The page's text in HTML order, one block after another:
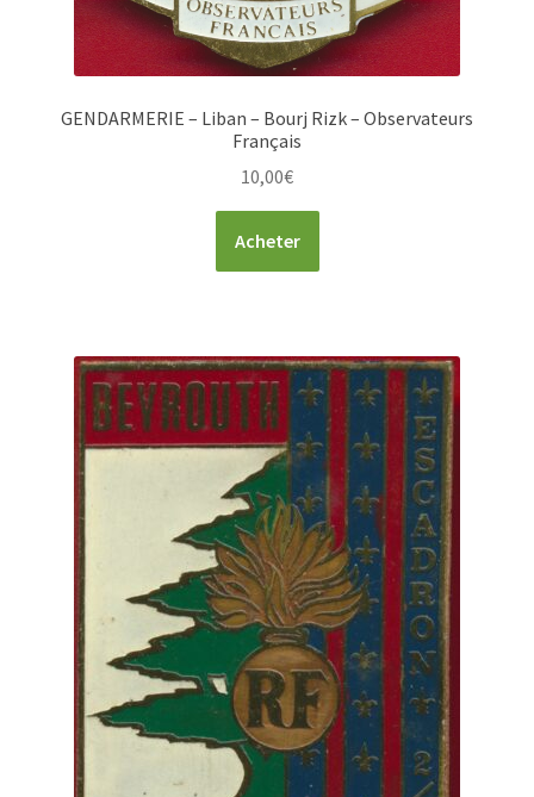
GENDARMERIE – Liban – Bourj Rizk – Observateurs
Français
10,00€
Acheter